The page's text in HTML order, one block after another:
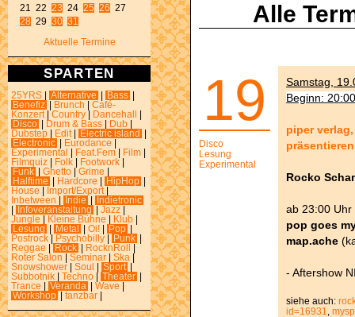
21 22 23 24 25 26
28 29 30 31
Aktuelle Termine
SPARTEN
25YRS Alternative Bass
Benefiz
Brunch
Café-
Konzert
Country Dancehall
Disco
Drum & Bass Dub
Dubstep
Edit Electric island
Electronic
Eurodance
Experimental
Feat.Fem Film
Filmquiz
Folk Footwork
Funk
Ghetto Grime
Halftime
Hardcore HipHop
House
Import/Export
Inbetween
Indie
Indietronic
Infoveranstaltung Jazz
Jungle
Kleine Bühne Klub
Lesung
Metal Oi! Pop
Postrock
Psychobilly Punk
Reggae
Rock RocknRoll
Roter Salon
Seminar Ska
Snowshower
Soul Sport
Subbotnik
Techno Theater
Trance
Veranda Wave
Workshop
tanzbar
Alle
19
Disco
Lesung
Experimental
Samstag,
Beginn:
piper
Rocko
ab 23:00
pop goes
map.ache
- Aftershow
siehe auch:
id=16931